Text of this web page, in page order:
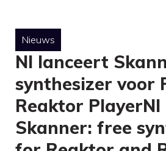
Nieuws
NI lanceert
synthesizer voor
Reaktor PlayerNI
Skanner: free